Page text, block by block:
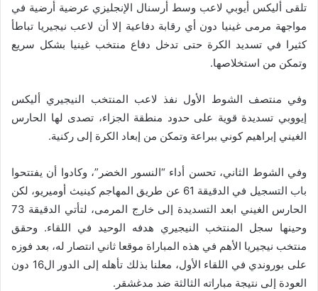
تلقى أليكس أيوبي لاعب وسط أرسنال الإنجليزي عرضية أرضية في
مواجهة مرمى غينيا دون أي رقابة دفاعية إلا أن لاعب نيجيريا تباطأ
كثيرا في تسديد الكرة حتى تدخل دفاع منتخب غينيا بشكل سريع
وتمكن من استخلاصها.
وفي منتصف الشوط الأول نفذ لاعب المنتخب النيجيري أليكس
إيووبي تسديدة قوية على حدود منطقة الجزاء، تصدى لها الحارس
الغيني إبراهيم كوني ببراعة وتمكن من إبعاد الكرة إلى ركنية.
وفي الشوط الثاني، تحسن أداء “النسور الخضر”، وكادوا أن يفتتحوا
باب التسجيل في الدقيقة 61 عن طريق المهاجم كينيث أوميريو، لكن
الحارس الغيني ابعد التسديدة إلى خارج المرمى، لتأتي الدقيقة 73
وحينها سجل المنتخب النيجيري هدفه الوحيد في اللقاء. وحقق
منتخب نيجيريا الأهم في هذه المباراة موقعا ثاني انتصار له، بعد فوزه
على بوروندي في اللقاء الأول، معلنا بذلك تأهله إلى الدور ال16 دون
العودة إلى نتيجة مباراته الثالثة ضد مدغشقر.